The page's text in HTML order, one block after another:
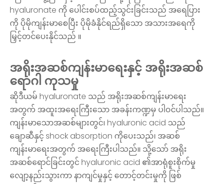
hyaluronate ကို ပေါင်းစပ်ထည့်သွင်းခြင်းသည် အရေပြား
ကို ပိုမိုကျန်းမာစေပြီး ပိုမိုခံနိုင်ရည်ရှိသော အသားအရေကို
မြှင့်တင်ပေးနိုင်သည် ။
အရိုးအဆစ်ကျန်းမာရေးနှင့် အရိုးအဆစ်
ရောဂါ ကုသမှု
ဆိုဒီယမ် hyaluronate သည် အရိုးအဆစ်ကျန်းမာရေး
အတွက် အထူးအရေးကြီးသော အခန်းကဏ္ဍမှ ပါဝင်ပါသည်။
ကျန်းမာသောအဆစ်များတွင်၊ hyaluronic acid သည်
ချောဆီနှင့် shock absorption ကိုပေးသည်၊ အဆစ်
ကျန်းမာရေးအတွက် အရေးကြီးပါသည်။ သို့သော် အရိုး
အဆစ်ရောင်ခြင်းတွင် hyaluronic acid ၏အာရုံစူးစိုက်မှု
လျော့နည်းသွားကာ နာကျင်မှုနှင့် တောင့်တင်းမှုကို ဖြစ်